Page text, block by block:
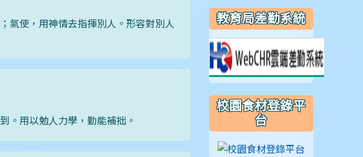
氣使，用神情去指揮別人。形容對別人
。用以勉人力學，勤能補拙。
教育局差勤系統
校園食材登錄平
台